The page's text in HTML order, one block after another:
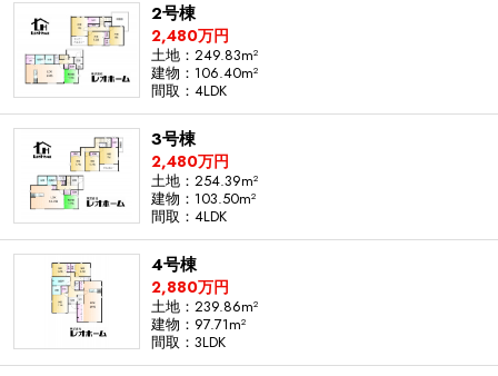
2号棟
2,480万円
土地：249.83m²
建物：106.40m²
間取：4LDK
3号棟
2,480万円
土地：254.39m²
建物：103.50m²
間取：4LDK
4号棟
2,880万円
土地：239.86m²
建物：97.71m²
間取：3LDK